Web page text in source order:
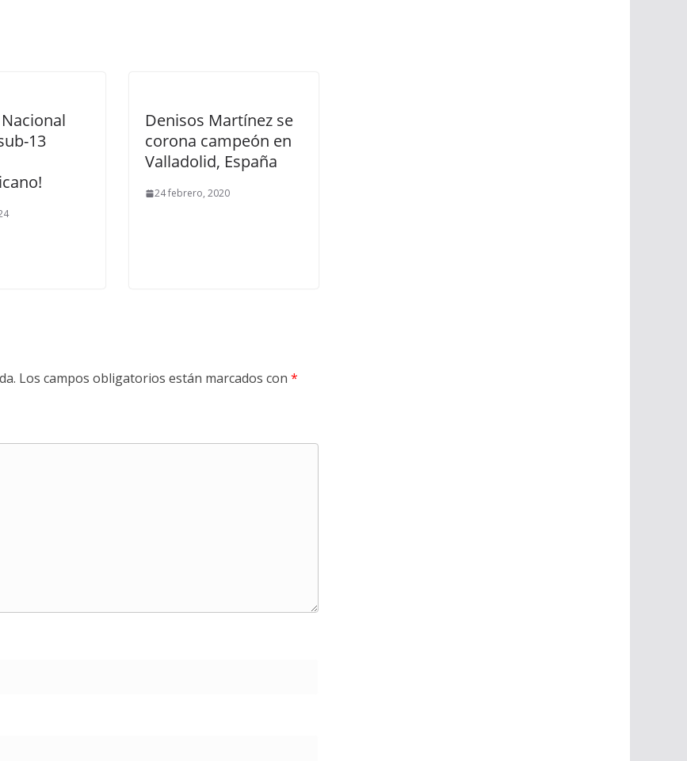
13
Denisos Martínez se
corona campeón en
Valladolid, España
24 febrero, 2020
Los campos obligatorios están marcados con *